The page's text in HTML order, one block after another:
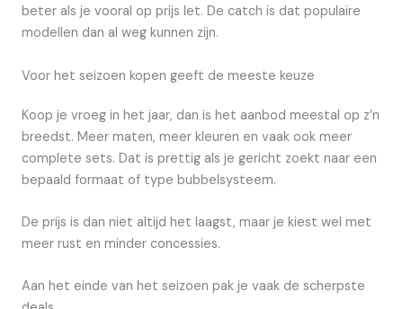
beter als je vooral op prijs let. De catch is dat populaire
modellen dan al weg kunnen zijn.
Voor het seizoen kopen geeft de meeste keuze
Koop je vroeg in het jaar, dan is het aanbod meestal op z’n
breedst. Meer maten, meer kleuren en vaak ook meer
complete sets. Dat is prettig als je gericht zoekt naar een
bepaald formaat of type bubbelsysteem.
De prijs is dan niet altijd het laagst, maar je kiest wel met
meer rust en minder concessies.
Aan het einde van het seizoen pak je vaak de scherpste